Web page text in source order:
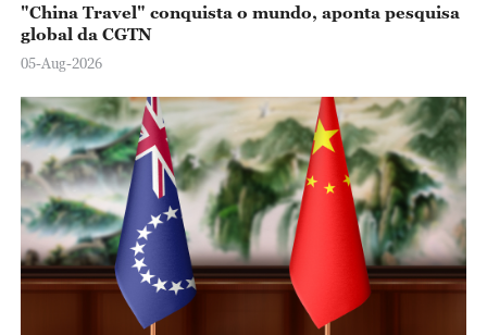
"China Travel" conquista o mundo, aponta pesquisa
global da CGTN
05-Aug-2026